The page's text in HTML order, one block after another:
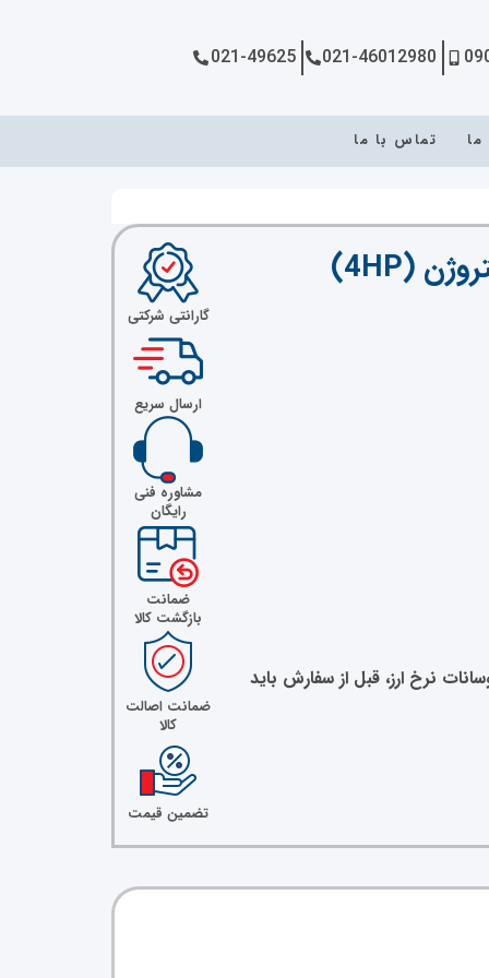
021-46012980
021-49625
ما تماس با ما
نرخ ارز، قبل از سفارش باید
گارانتی شرکتی
ارسال سریع
مشاوره فنی
رایگان
ضمانت
بازگشت کالا
ضمانت اصالت
کالا
تضمین قیمت